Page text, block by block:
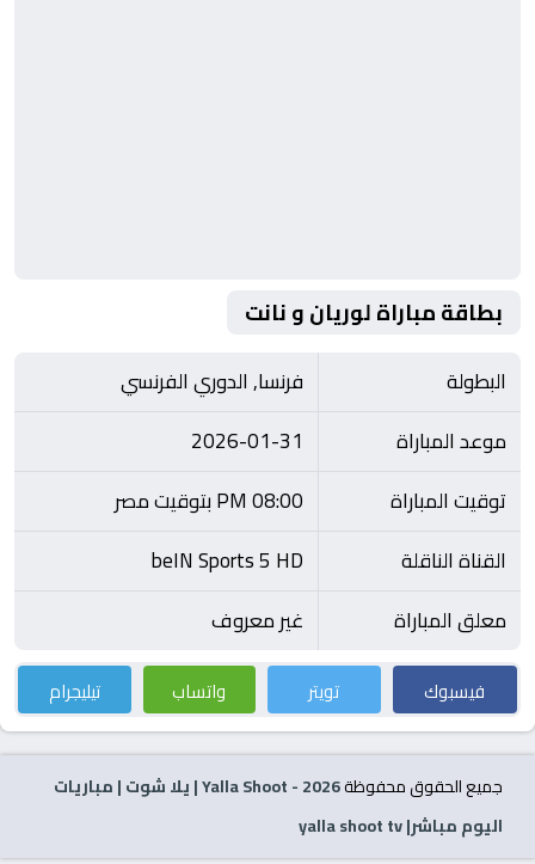
بطاقة مباراة لوريان و نانت
البطولة
فرنسا, الدوري الفرنسي
موعد المباراة
2026-01-31
توقيت المباراة
08:00 PM بتوقيت مصر
القناة الناقلة
beIN Sports 5 HD
معلق المباراة
غير معروف
فيسبوك تويتر واتساب تيليجرام
جميع الحقوق محفوظة2026
- Yalla Shoot | يلا شوت | مباريات
اليوم مباشر| yalla shoot tv